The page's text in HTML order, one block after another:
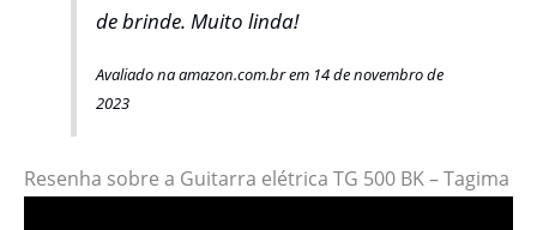
de brinde. Muito linda!
Avaliado na amazon.com.br em 14 de novembro de
2023
Resenha sobre a Guitarra elétrica TG 500 BK – Tagima